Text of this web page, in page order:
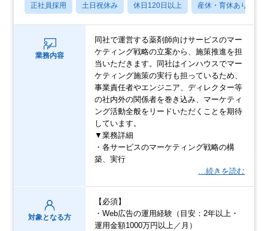
正社員採用 土日祝休み 休日120日以上 産休・育休あり
業務内容
同社で運営する薬剤師向けサービスのマー
ケティング戦略の立案から、施策推進を担
当いただきます。同社はインハウスでマー
ケティング施策の実行も担っているため、
事業責任者やエンジニア、ディレクター等
の社内外の関係者を巻き込み、マーケティ
ング活動全般をリードいただくことを期待
しています。
▼業務詳細
・各サービスのマーケティング戦略の構
築、実行
…続きを読む
対象となる方
【必須】
・Web広告の運用経験（目安：2年以上・
運用金額1000万円以上／月）